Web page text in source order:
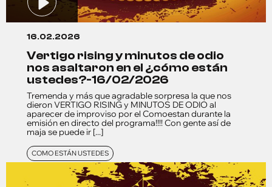
16.02.2026
vertigo rising y minutos de odio
nos asaltaron en el ¿cómo están
ustedes?-16/02/2026
Tremenda y más que agradable sorpresa la que nos
dieron VERTIGO RISING y MINUTOS DE ODIO al
aparecer de improviso por el Comoestan durante la
emisión en directo del programa!!!! Con gente así de
maja se puede ir [...]
COMO ESTÁN USTEDES